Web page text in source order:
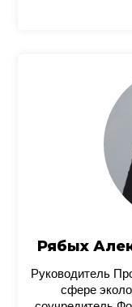
Рябых
Руководитель
сфере